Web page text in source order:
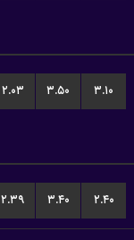
۲.۰۳ ۳.۵۰ ۳.۱۰
۲.۳۹ ۳.۴۰ ۲.۴۰